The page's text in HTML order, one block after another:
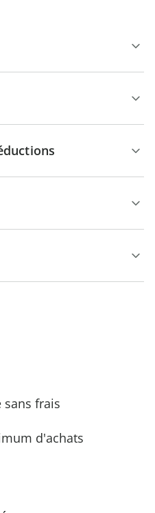
sans frais
d'achats